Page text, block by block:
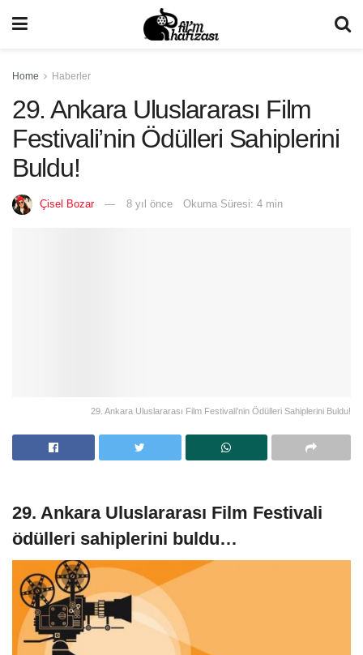
Home Haberler
29. Ankara Uluslararası Film
Festivali’nin Ödülleri Sahiplerini
Buldu!
Çisel Bozar 8 yıl önce Okuma Süresi: 4 min
29. Ankara Uluslararası Film Festivali'nin Ödülleri Sahiplerini Buldu!
29. Ankara Uluslararası Film Festivali
ödülleri sahiplerini buldu…